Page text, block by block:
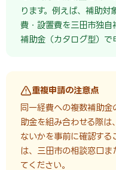
ります。例えば、補助対
費・設置費を三田市独自
補助金（カタログ型）で
重複申請の注意点
同一経費への複数補助金
助金を組み合わせる際は
ないかを事前に確認する
は、三田市の相談窓口ま
てください。